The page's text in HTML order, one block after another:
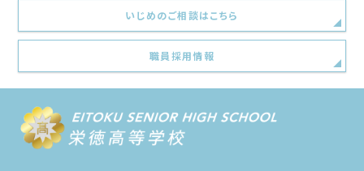
いじめのご相談はこちら
職員採用情報